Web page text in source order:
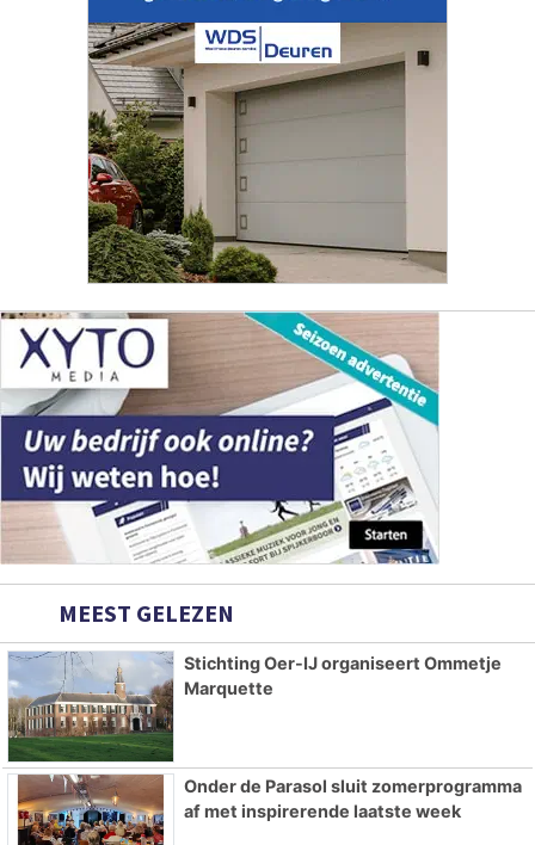
MEEST GELEZEN
Stichting Oer-IJ organiseert Ommetje
Marquette
Onder de Parasol sluit zomerprogramma
af met inspirerende laatste week